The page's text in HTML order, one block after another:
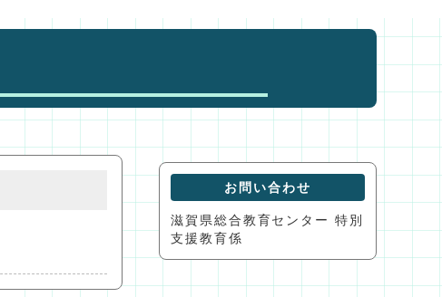
お問い合わせ
滋賀県総合教育センター 特別
支援教育係